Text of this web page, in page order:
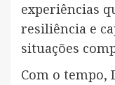
experiências
resiliência e
situações
Com o tempo,